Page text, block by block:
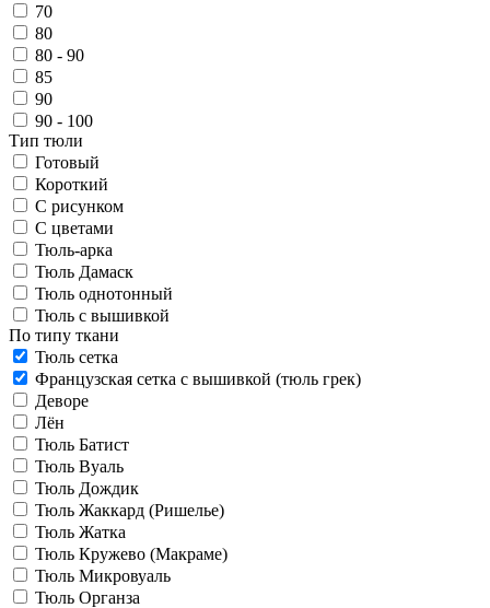
70
80
80 - 90
85
90
90 - 100
Тип тюли
Готовый
Короткий
С рисунком
С цветами
Тюль-арка
Тюль Дамаск
Тюль однотонный
Тюль с вышивкой
По типу ткани
Тюль сетка
Французская сетка с вышивкой (тюль грек)
Деворе
Лён
Тюль Батист
Тюль Вуаль
Тюль Дождик
Тюль Жаккард (Ришелье)
Тюль Жатка
Тюль Кружево (Макраме)
Тюль Микровуаль
Тюль Органза